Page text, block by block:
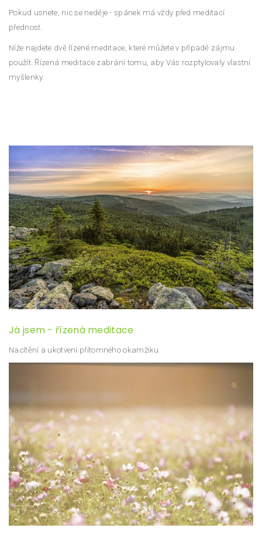
Pokud usnete, nic se neděje - spánek má vždy před meditací
přednost.
Níže najdete dvě řízené meditace, které můžete v případě zájmu
použít. Řízená meditace zabrání tomu, aby Vás rozptylovaly vlastní
myšlenky.
Já jsem - řízená meditace
Nacítění a ukotvení přítomného okamžiku.